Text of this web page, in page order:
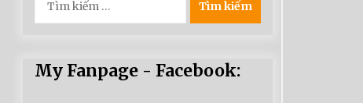
kiếm
cho:
My Fanpage - Facebook: